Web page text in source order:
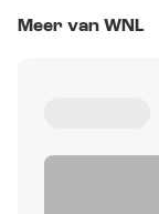
Meer van WNL